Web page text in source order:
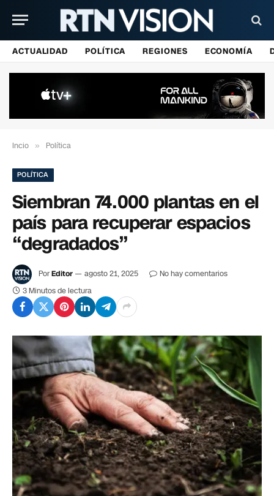
ACTUALIDAD POLÍTICA REGIONES ECONOMÍA
Incio » Política
POLÍTICA
Siembran 74.000 plantas en el
país para recuperar espacios
“degradados”
PorEditor agosto 21, 2025
No hay comentarios
3 Minutos de lectura